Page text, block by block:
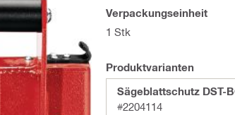
Verpackungseinheit
1 Stk
Produktvarianten
Sägeblattschutz DST-
#2204114